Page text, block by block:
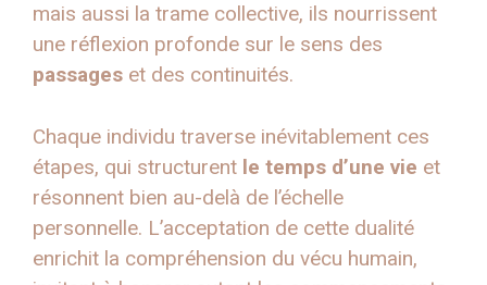
mais aussi la trame collective, ils nourrissent
une réflexion profonde sur le sens des
passages et des continuités.
Chaque individu traverse inévitablement ces
étapes, qui structurent le temps d’une vie et
résonnent bien au-delà de l’échelle
personnelle. L’acceptation de cette dualité
enrichit la compréhension du vécu humain,